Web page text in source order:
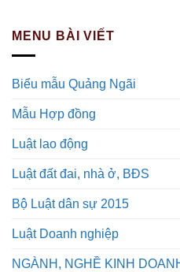
MENU BÀI VIẾT
Biểu mẫu Quảng Ngãi
Mẫu Hợp đồng
Luật lao động
Luật đất đai, nhà ở, BĐS
Bộ Luật dân sự 2015
Luật Doanh nghiệp
NGÀNH, NGHỀ KINH